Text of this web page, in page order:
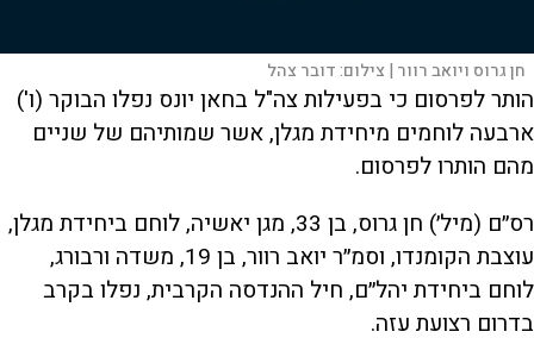
חן גרוס ויואב רוור | צילום:דובר צהל
הותר לפרסום כי בפעילות צה"ל בחאן יונס נפלו הבוקר (ו')
ארבעה לוחמים מיחידת מגלן, אשר שמותיהם של שניים
מהם הותרו לפרסום.
רס״ם (מיל׳) חן גרוס, בן 33, מגן יאשיה, לוחם ביחידת מגלן,
עוצבת הקומנדו, וסמ״ר יואב רוור, בן 19, משדה ורבורג,
לוחם ביחידת יהל״ם, חיל ההנדסה הקרבית, נפלו בקרב
בדרום רצועת עזה.